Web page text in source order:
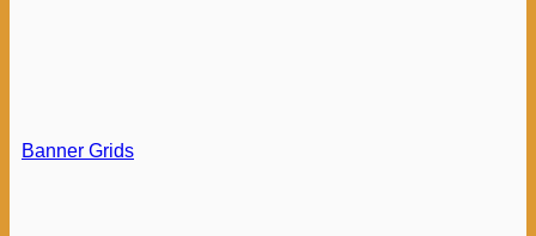
Banner Grids